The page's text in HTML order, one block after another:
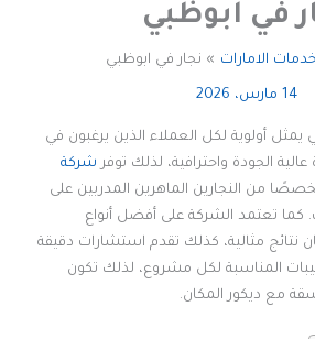
في ابوظبي
خدمات الامارات نجار في ابوظبي
14 مارس، 2026
يمثل أولوية لكل العملاء الذين يرغبون في
الجودة واحترافية، لذلك توفر شركة
من النجارين الماهرين المدربين على
كما تعتمد الشركة على أفضل أنواع
نتائج مثالية، كذلك تقدم استشارات دقيقة
المناسبة لكل مشروع، لذلك تكون
مع ديكور المكان.